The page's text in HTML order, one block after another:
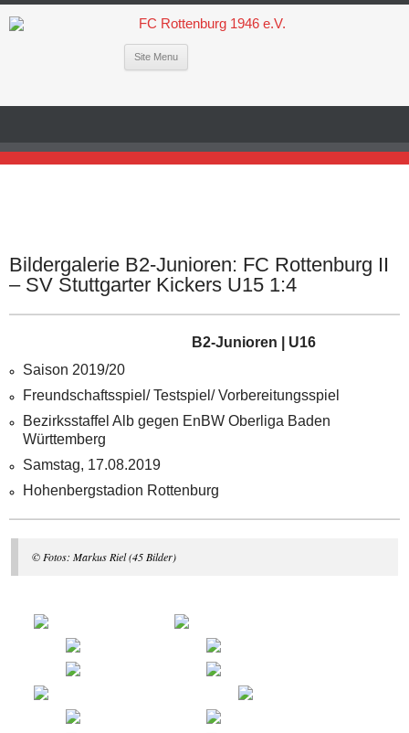
Site Menu
Bildergalerie B2-Junioren: FC Rottenburg II
– SV Stuttgarter Kickers U15 1:4
B2-Junioren | U16
Saison 2019/20
Freundschaftsspiel/ Testspiel/ Vorbereitungsspiel
Bezirksstaffel Alb gegen EnBW Oberliga Baden
Württemberg
Samstag, 17.08.2019
Hohenbergstadion Rottenburg
© Fotos: Markus Riel (45 Bilder)